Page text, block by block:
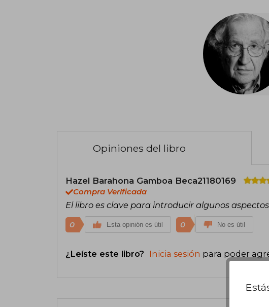
Opiniones del libro
Hazel Barahona Gamboa Beca21180169
Compra Verificada
El libro es clave para introducir algunos
0 Esta opinión es útil 0 No es útil
¿Leíste este libro? Inicia sesión para poder